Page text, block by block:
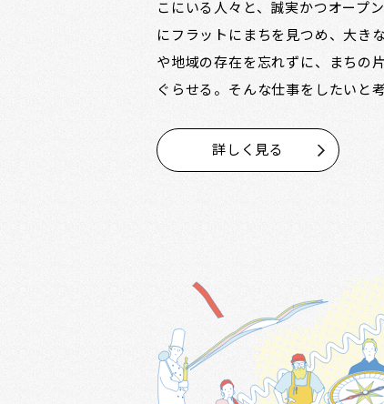
こにいる人々と、誠実かつオープ
にフラットにまちを見つめ、大き
や地域の存在を忘れずに、まちの
ぐらせる。そんな仕事をしたいと
詳しく見る